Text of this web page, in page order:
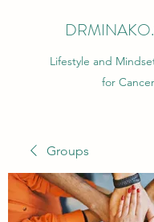
Lifestyle and
for Cancer
Groups